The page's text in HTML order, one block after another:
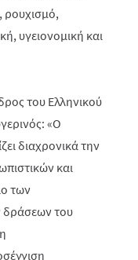
ρουχισμό,
υγειονομική και
του Ελληνικού
«Ο
διαχρονικά την
και
των
δράσεων του